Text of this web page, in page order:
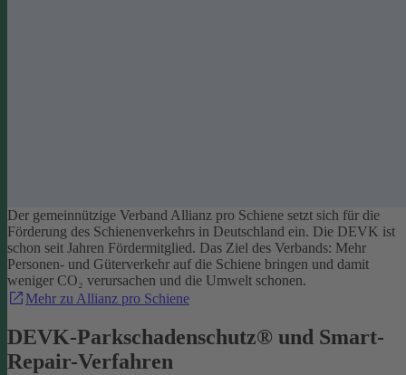
Der gemeinnützige Verband Allianz pro Schiene setzt sich für die
Förderung des Schienenverkehrs in Deutschland ein. Die DEVK ist
schon seit Jahren Fördermitglied. Das Ziel des Verbands: Mehr
Personen- und Güterverkehr auf die Schiene bringen und damit
weniger CO₂ verursachen und die Umwelt schonen.
Mehr zu Allianz pro Schiene
DEVK-Parkschadenschutz® und Smart-
Repair-Verfahren